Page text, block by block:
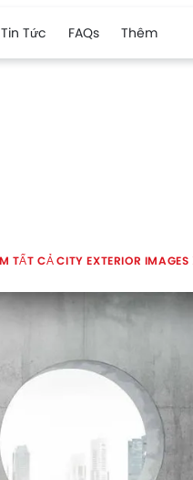
Tin Tức FAQs Thêm
CITY EXTERIOR IMAGES